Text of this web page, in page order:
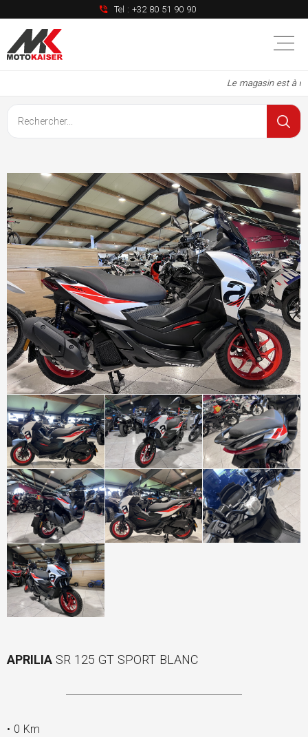
Tel : +32 80 51 90 90
Le magasin est à
APRILIA SR 125 GT SPORT BLANC
• 0 Km